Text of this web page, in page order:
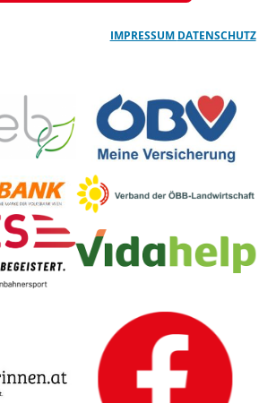
IMPRESSUM DATENSCHUTZ